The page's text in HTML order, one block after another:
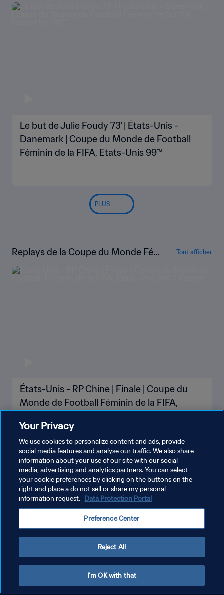
Le but de Julie Foudy 73' | États-Unis -
Danemark | Coupe du Monde de Football
Féminin de la FIFA, Etats-Unis 99™
PLUS
Replays de la Coupe du Monde Fé
minine de la FIFA, États-Unis 1999™
Tout afficher
États-Unis - RP Chine | Finale | Coupe du
Monde de Football Féminin de la FIFA,
POLITIQUE DE CONFIDENTIALITÉ
CONDITIONS D'UTILISATION
GÉRER VOS PRÉFÉRENCES SUR LES COOKIES
Your Privacy
We use cookies to personalize content and ads, provide
social media features and analyse our traffic. We also share
information about your use of our site with our social
media, advertising and analytics partners. You can select
your cookie preferences by clicking on the buttons on the
right and place a do not sell or share my personal
information request. Data Protection Portal
Preference Center
Reject All
I'm OK with that